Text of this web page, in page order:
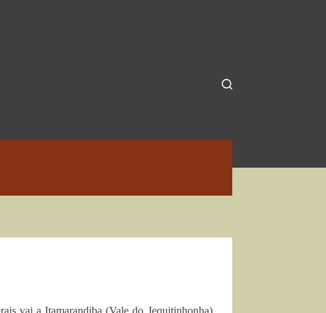
vai a Itamarandiba (Vale do Jequitinhonha),